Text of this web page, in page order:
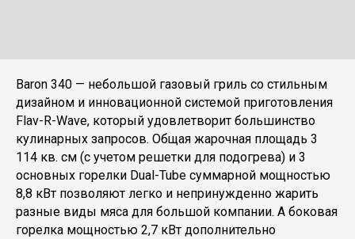
Baron 340 — небольшой газовый гриль со стильным
дизайном и инновационной системой приготовления
Flav-R-Wave, который удовлетворит большинство
кулинарных запросов. Общая жарочная площадь 3
114 кв. см (с учетом решетки для подогрева) и 3
основных горелки Dual-Tube суммарной мощностью
8,8 кВт позволяют легко и непринужденно жарить
разные виды мяса для большой компании. А боковая
горелка мощностью 2,7 кВт дополнительно